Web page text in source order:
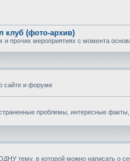
клуб (фото-архив)
и прочих мероприятиях с момента
сайте и форуме
проблемы, интересные факты,
тему, в которой можно написать о